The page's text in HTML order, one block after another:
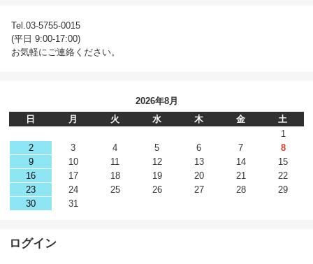
Tel.03-5755-0015
(平日 9:00-17:00)
お気軽にご連絡ください。
2026年8月
日
月 火 水 木 金
土
1
2
3 4 5 6 7
8
9
10 11 12 13 14
15
16
17 18 19 20 21
22
23
24 25 26 27 28
29
30
31
ログイン